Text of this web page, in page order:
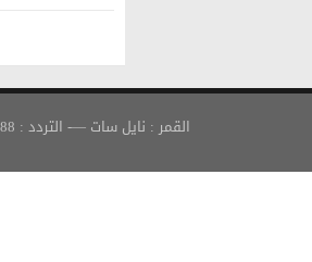
القمر : نايل سات —- التردد : 12688 —- الاستقطاب : عمودي —- معدل الترميز : 30000